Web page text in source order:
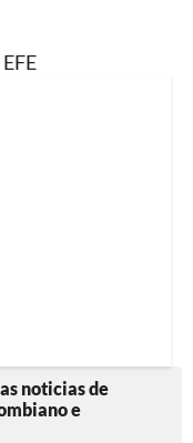
noticias de
e